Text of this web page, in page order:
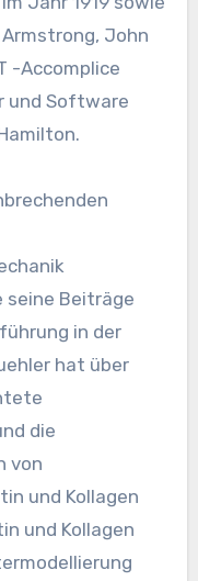
Armstrong, John
-Accomplice
und Software
seine Beiträge
in der
hat über
die
von
und Kollagen
und Kollagen